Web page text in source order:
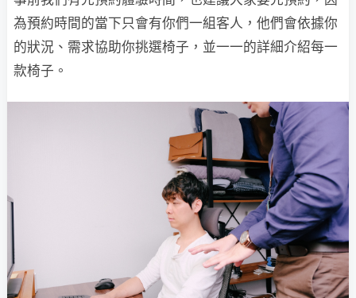
為預約時間的當下只會有你們一組客人，他們會依據你
的狀況、需求協助你挑選椅子，並一一的詳細介紹每一
款椅子。